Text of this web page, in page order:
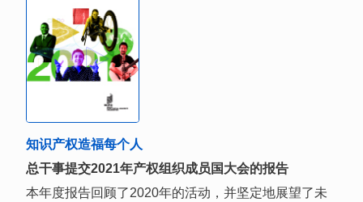
知识产权造福每个人
总干事提交2021年产权组织成员国大会的报告
本年度报告回顾了2020年的活动，并坚定地展望了未